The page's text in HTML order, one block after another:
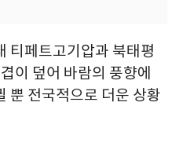
티페트고기압과 북태평
이 덮어 바람의 풍향에
뿐 전국적으로 더운 상황